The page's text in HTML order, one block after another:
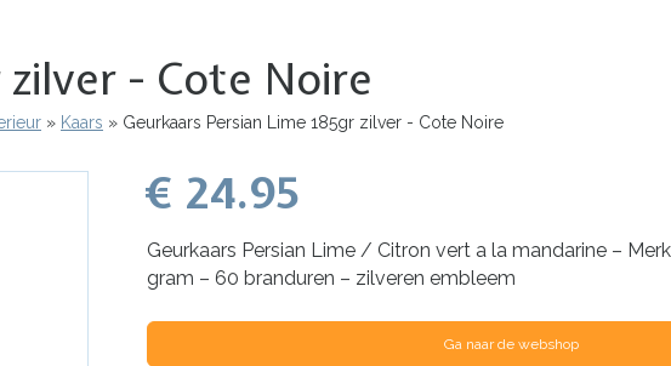
zilver - Cote Noire
Kaars Geurkaars Persian Lime 185gr zilver - Cote Noire
€ 24.95
Geurkaars Persian Lime / Citron vert a la mandarine –
gram – 60 branduren – zilveren embleem
Ga naar de webshop